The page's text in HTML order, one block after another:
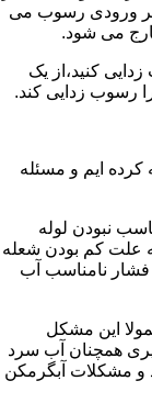
ورودی رسوب می
می شود.
کنید،از یک
رسوب زدایی کند.
ایم و مسئله
نبودن لوله
علت کم بودن شعله
نامناسب آب
این مشکل
همچنان آب سرد
و مشکلات آبگرمکن